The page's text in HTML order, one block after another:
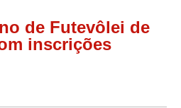
de Futevôlei de
inscrições